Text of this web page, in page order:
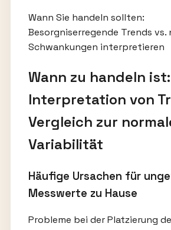
Wann Sie handeln sollten:
Besorgniserregende Trends vs.
Schwankungen interpretieren
Wann zu handeln ist:
Interpretation von
Vergleich zur
Variabilität
Häufige Ursachen für
Messwerte zu Hause
Probleme bei der Platzierung